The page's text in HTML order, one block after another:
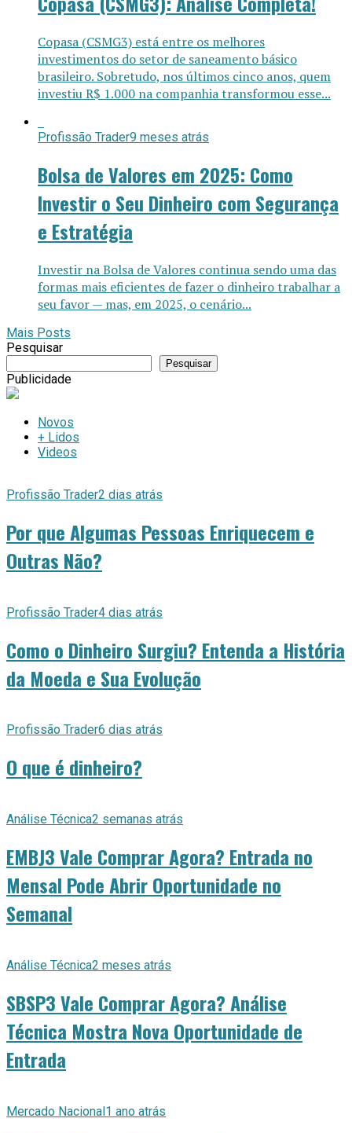
Copasa (CSMG3) está entre os melhores
investimentos do setor de saneamento básico
brasileiro. Sobretudo, nos últimos cinco anos, quem
investiu R$ 1.000 na companhia transformou esse...
Profissão Trader9 meses atrás
Bolsa de Valores em 2025: Como
Investir o Seu Dinheiro com Segurança
e Estratégia
Investir na Bolsa de Valores continua sendo uma das
formas mais eficientes de fazer o dinheiro trabalhar a
seu favor — mas, em 2025, o cenário...
Mais Posts
Pesquisar
Pesquisar
Publicidade
Novos
+ Lidos
Videos
Profissão Trader2 dias atrás
Por que Algumas Pessoas Enriquecem e
Outras Não?
Profissão Trader4 dias atrás
Como o Dinheiro Surgiu? Entenda a História
da Moeda e Sua Evolução
Profissão Trader6 dias atrás
O que é dinheiro?
Análise Técnica2 semanas atrás
EMBJ3 Vale Comprar Agora? Entrada no
Mensal Pode Abrir Oportunidade no
Semanal
Análise Técnica2 meses atrás
SBSP3 Vale Comprar Agora? Análise
Técnica Mostra Nova Oportunidade de
Entrada
Mercado Nacional1 ano atrás